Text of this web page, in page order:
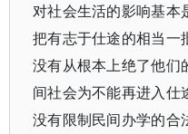
对社会生活的影响基本
把有志于仕途的相当一
没有从根本上绝了他们
间社会为不能再进入仕
没有限制民间办学的合